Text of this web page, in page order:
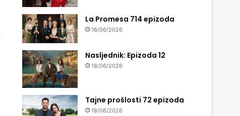
La Promesa 714 epizoda
18/06/2026
Nasljednik: Epizoda 12
18/06/2026
Tajne prošlosti 72 epizoda
18/06/2026